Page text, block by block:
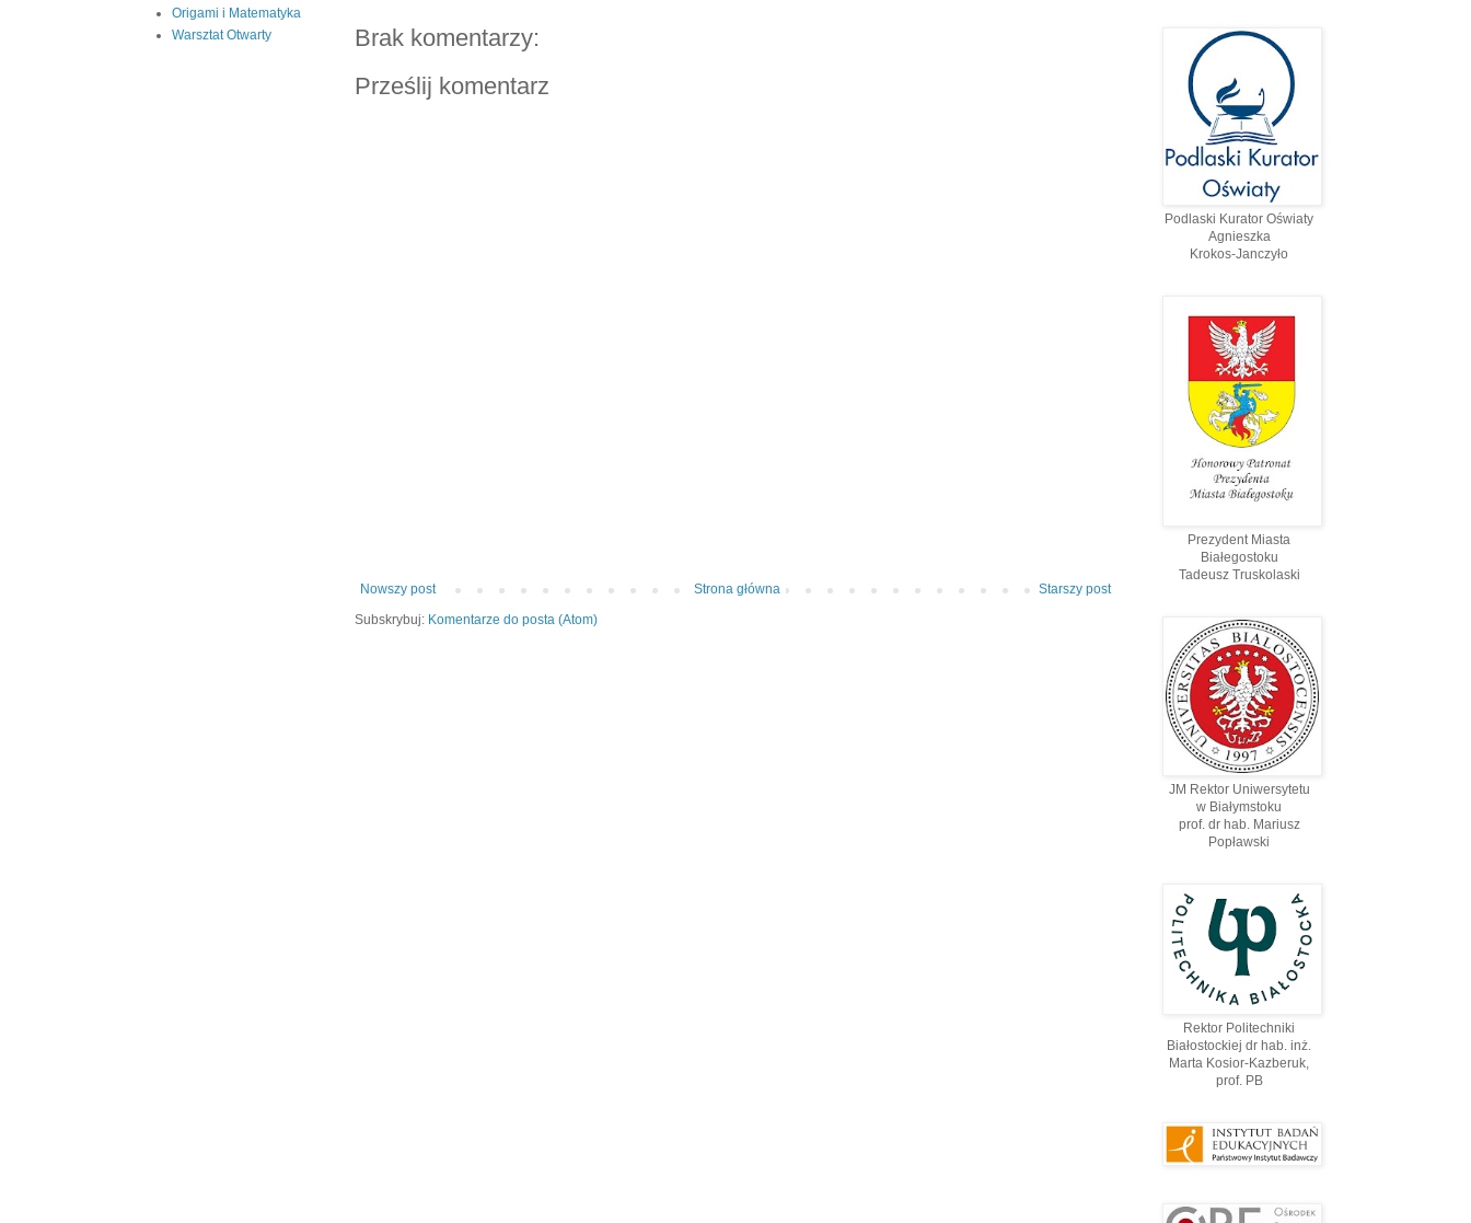
Brak komentarzy:
Prześlij komentarz
Nowszy post Starszy post
Strona główna
Subskrybuj: Komentarze do posta (Atom)
Origami i Matematyka
Warsztat Otwarty
Podlaski Kurator Oświaty
Agnieszka
Krokos-Janczyło
Prezydent Miasta
Białegostoku
Tadeusz Truskolaski
JM Rektor Uniwersytetu
w Białymstoku
prof. dr hab. Mariusz
Popławski
Rektor Politechniki
Białostockiej dr hab. inż.
Marta Kosior-Kazberuk,
prof. PВ